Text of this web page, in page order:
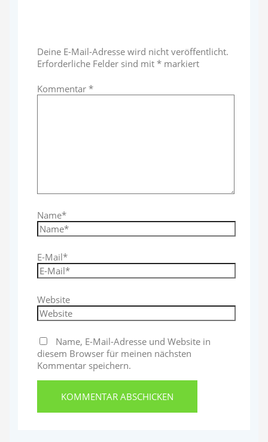
Deine E-Mail-Adresse wird nicht veröffentlicht.
Erforderliche Felder sind mit *markiert
Kommentar *
Name*
E-Mail*
Website
Name, E-Mail-Adresse und Website in
diesem Browser für meinen nächsten
Kommentar speichern.